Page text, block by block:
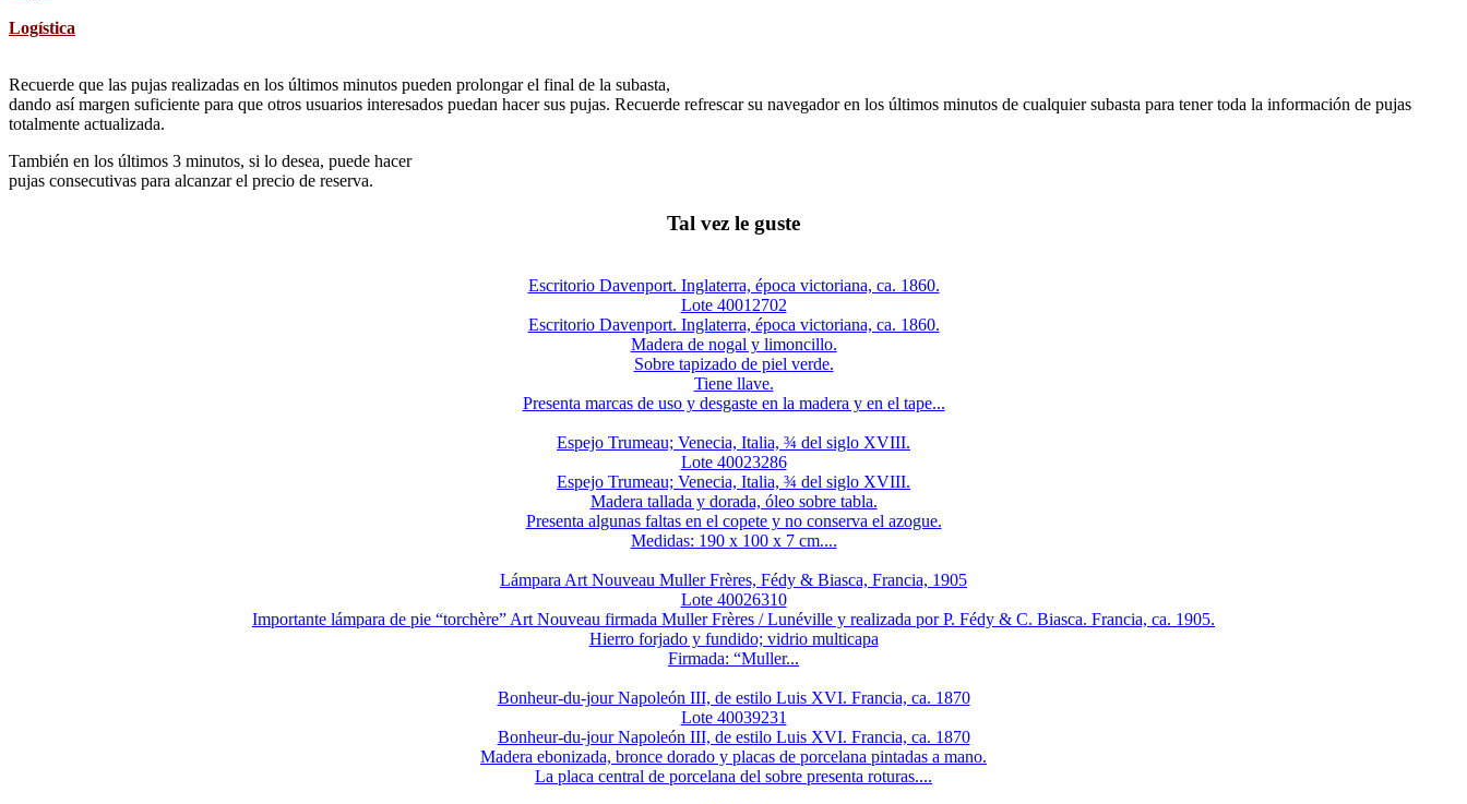
Logística
Recuerde que las pujas realizadas en los últimos minutos pueden prolongar el final de la subasta,
dando así margen suficiente para que otros usuarios interesados puedan hacer sus pujas. Recuerde refrescar su navegador en los últimos minutos de cualquier subasta para tener toda la información de pujas
totalmente actualizada.
También en los últimos 3 minutos, si lo desea, puede hacer
pujas consecutivas para alcanzar el precio de reserva.
Tal vez le guste
Escritorio Davenport. Inglaterra, época victoriana, ca. 1860.
Lote 40012702
Escritorio Davenport. Inglaterra, época victoriana, ca. 1860.
Madera de nogal y limoncillo.
Sobre tapizado de piel verde.
Tiene llave.
Presenta marcas de uso y desgaste en la madera y en el tape...
Espejo Trumeau; Venecia, Italia, ¾ del siglo XVIII.
Lote 40023286
Espejo Trumeau; Venecia, Italia, ¾ del siglo XVIII.
Madera tallada y dorada, óleo sobre tabla.
Presenta algunas faltas en el copete y no conserva el azogue.
Medidas: 190 x 100 x 7 cm....
Lámpara Art Nouveau Muller Frères, Fédy & Biasca, Francia, 1905
Lote 40026310
Importante lámpara de pie “torchère” Art Nouveau firmada Muller Frères / Lunéville y realizada por P. Fédy & C. Biasca. Francia, ca. 1905.
Hierro forjado y fundido; vidrio multicapa
Firmada: “Muller...
Bonheur-du-jour Napoleón III, de estilo Luis XVI. Francia, ca. 1870
Lote 40039231
Bonheur-du-jour Napoleón III, de estilo Luis XVI. Francia, ca. 1870
Madera ebonizada, bronce dorado y placas de porcelana pintadas a mano.
La placa central de porcelana del sobre presenta roturas....